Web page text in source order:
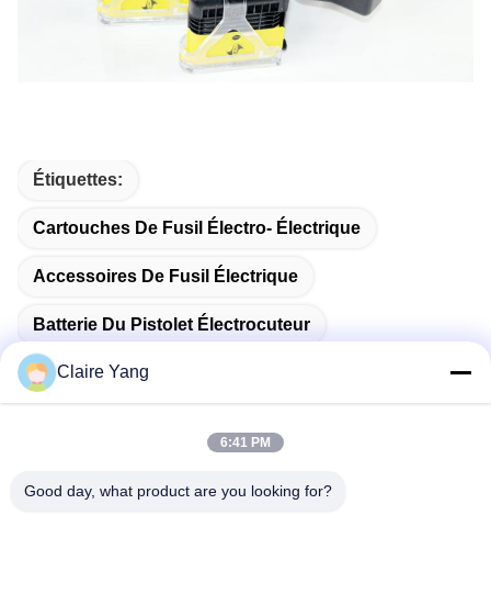
Étiquettes:
Cartouches De Fusil Électro- Électrique
Accessoires De Fusil Électrique
Batterie Du Pistolet Électrocuteur
Claire Yang
6:41 PM
Good day, what product are you looking for?